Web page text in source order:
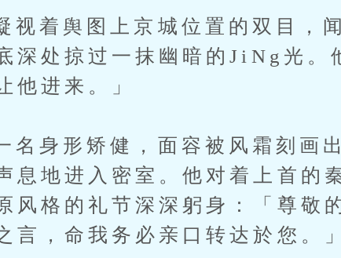
舆图上京城位置的双目，闻
深处掠过一抹幽暗的JiNg光。
他进来。」
形矫健，面容被风霜刻画出
息地进入密室。他对着上首的
风格的礼节深深躬身：「尊敬
言，命我务必亲口转达於您。」